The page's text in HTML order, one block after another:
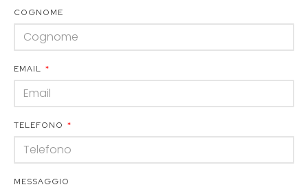
COGNOME
EMAIL
TELEFONO
MESSAGGIO